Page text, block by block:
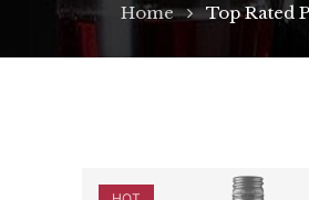
Home Top Rated